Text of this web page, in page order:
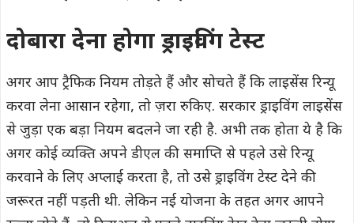
दोबारा देना होगा ड्राइविंग टेस्ट
अगर आप ट्रैफिक नियम तोड़ते हैं और सोचते हैं कि लाइसेंस रिन्यू
करवा लेना आसान रहेगा, तो ज़रा रुकिए. सरकार ड्राइविंग लाइसेंस
से जुड़ा एक बड़ा नियम बदलने जा रही है. अभी तक होता ये है कि
अगर कोई व्यक्ति अपने डीएल की समाप्ति से पहले उसे रिन्यू
करवाने के लिए अप्लाई करता है, तो उसे ड्राइविंग टेस्ट देने की
जरूरत नहीं पड़ती थी. लेकिन नई योजना के तहत अगर आपने